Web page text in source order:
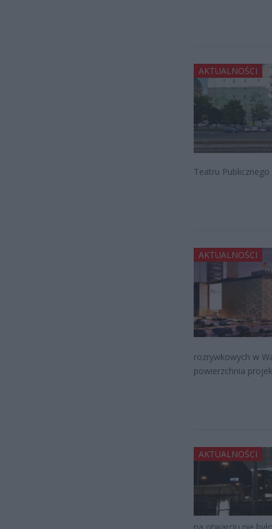
AKTUALNOŚCI
Teatru Publicznego
AKTUALNOŚCI
rozrywkowych w
powierzchnia
AKTUALNOŚCI